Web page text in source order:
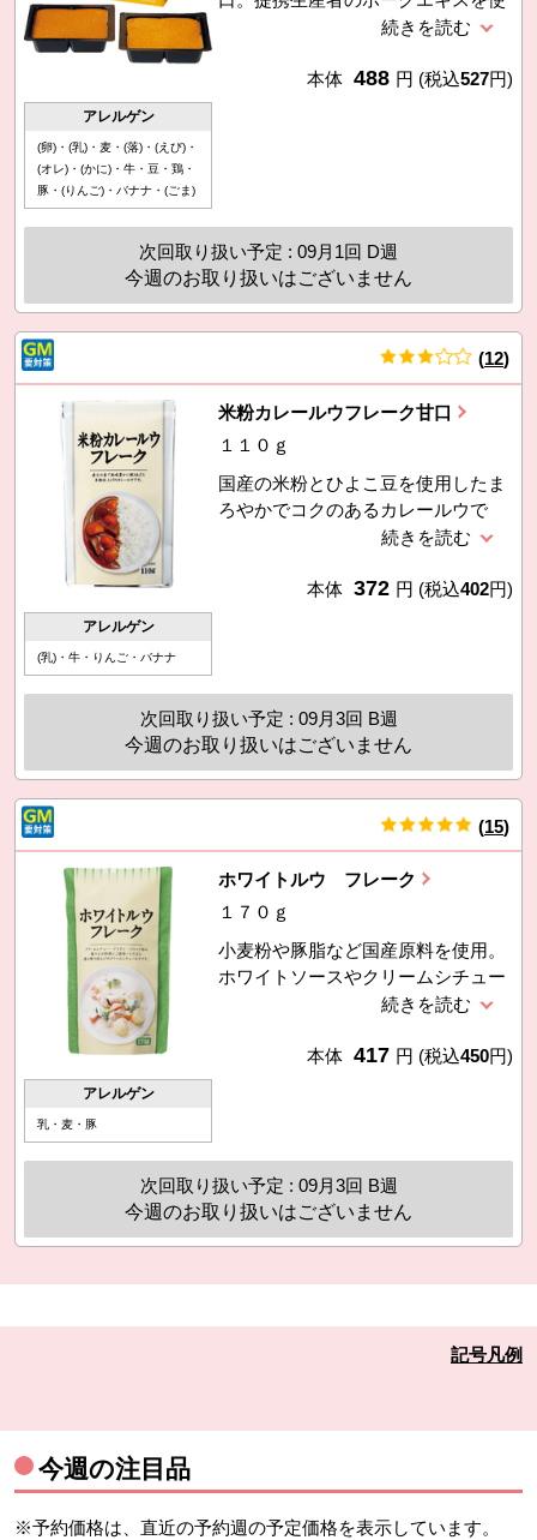
アレルゲン
(卵)・(乳)・麦・(落)・(えび)・
(オレ)・(かに)・牛・豆・鶏・
豚・(りんご)・バナナ・(ごま)
用し、果実や野菜、ハチミツやココ
出しました。100gで約4皿分、一箱
本体 488 円 (税込527円)
次回取り扱い予定 : 09月1回 D週
今週のお取り扱いはございません
(12)
アレルゲン
(乳)・牛・りんご・バナナ
米粉カレールウフレーク甘口
１１０ｇ
国産の米粉とひよこ豆を使用したま
ろやかでコクのあるカレールウで
す。使いやすいフレーク状で、子ど
プ。食用油脂は豚脂が原材料です。
本体 372 円 (税込402円)
次回取り扱い予定 : 09月3回 B週
今週のお取り扱いはございません
(15)
アレルゲン
乳・麦・豚
ホワイトルウ フレーク
１７０ｇ
小麦粉や豚脂など国産原料を使用。
ホワイトソースやクリームシチュー
に。（製造：コスモ食品（株））
本体 417 円 (税込450円)
次回取り扱い予定 : 09月3回 B週
今週のお取り扱いはございません
記号凡例
今週の注目品
※予約価格は、直近の予約週の予定価格を表示しています。